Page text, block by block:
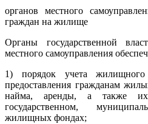
органов местного
граждан на жилище
Органы государственной
местного самоуправления
1) порядок учета
предоставления гражданам
найма, аренды, а также
государственном,
жилищных фондах;